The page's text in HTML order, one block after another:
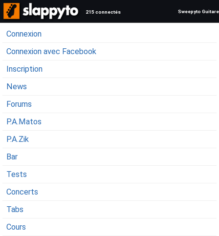
215 connectés Sweepyto Guitare
Connexion
Connexion avec Facebook
Inscription
News
Forums
P.A.Matos
P.A.Zik
Bar
Tests
Concerts
Tabs
Cours